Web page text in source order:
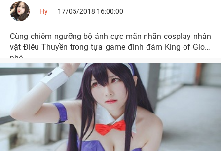
Hy 17/05/2018 16:00:00
Cùng chiêm ngưỡng bộ ảnh cực mãn nhãn cosplay nhân
vật Điêu Thuyền trong tựa game đình đám King of Glory
nhé.